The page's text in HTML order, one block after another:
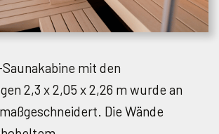
Saunakabine mit den
2,3 x 2,05 x 2,26 m wurde an
Die Wände